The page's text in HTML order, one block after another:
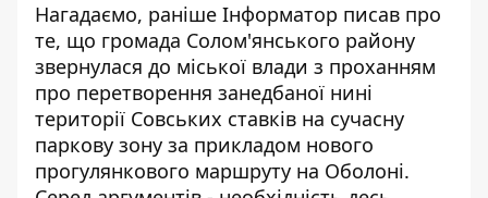
Нагадаємо, раніше Інформатор писав про
те, що громада Солом'янського району
звернулася до міської влади з проханням
про перетворення занедбаної нині
території Совських ставків на сучасну
паркову зону за прикладом нового
прогулянкового маршруту на Оболоні.